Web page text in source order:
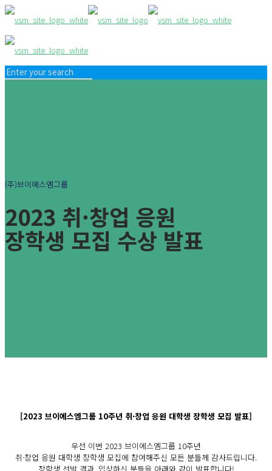
(주)브이에스엠그룹
2023 취·창업 응원
장학생 모집 수상 발표
[2023 브이에스엠그룹 10주년 취·창업 응원 대학생 장학생 모집 발표]
우선 이번 2023 브이에스엠그룹 10주년
취·창업 응원 대학생 장학생 모집에 참여해주신 모든 분들께 감사드립니다.
장학생 선발 결과, 입상하신 분들을 아래와 같이 발표합니다!